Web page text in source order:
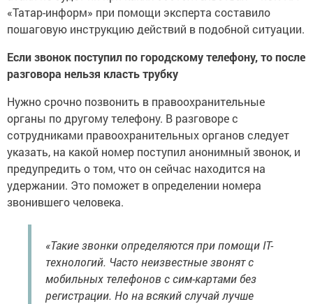
«Татар-информ» при помощи эксперта составило
пошаговую инструкцию действий в подобной ситуации.
Если звонок поступил по городскому телефону, то после
разговора нельзя класть трубку
Нужно срочно позвонить в правоохранительные
органы по другому телефону. В разговоре с
сотрудниками правоохранительных органов следует
указать, на какой номер поступил анонимный звонок, и
предупредить о том, что он сейчас находится на
удержании. Это поможет в определении номера
звонившего человека.
«Такие звонки определяются при помощи IT-
технологий. Часто неизвестные звонят с
мобильных телефонов с сим-картами без
регистрации. Но на всякий случай лучше